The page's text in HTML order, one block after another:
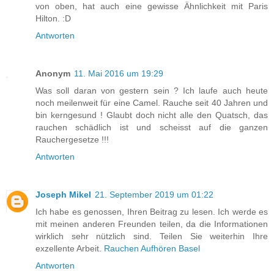
von oben, hat auch eine gewisse Ähnlichkeit mit Paris
Hilton. :D
Antworten
Anonym 11. Mai 2016 um 19:29
Was soll daran von gestern sein ? Ich laufe auch heute
noch meilenweit für eine Camel. Rauche seit 40 Jahren und
bin kerngesund ! Glaubt doch nicht alle den Quatsch, das
rauchen schädlich ist und scheisst auf die ganzen
Rauchergesetze !!!
Antworten
Joseph Mikel 21. September 2019 um 01:22
Ich habe es genossen, Ihren Beitrag zu lesen. Ich werde es
mit meinen anderen Freunden teilen, da die Informationen
wirklich sehr nützlich sind. Teilen Sie weiterhin Ihre
exzellente Arbeit. Rauchen Aufhören Basel
Antworten